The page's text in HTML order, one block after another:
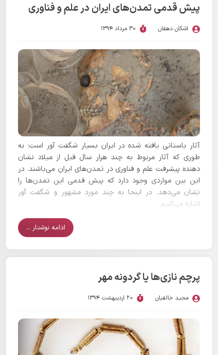
پیش قدمی تمدن‌های ایران در علم و فناوری
اشکان دهقان 30 مرداد 1394
آثار باستانی یافته شده در ایران بسیار شگفت آور است؛ به
طوری که آثار مربوط به چند هزار سال قبل از میلاد نشان
دهنده پیشرفت علم و فناوری در تمدن‌های ایران می‌باشند. در
این بین مواردی وجود دارد که پیش قدمی این تمدن‌ها را
نشان می‌دهد. در اینجا به چند مورد مشهور و شگفت آور
اشاره می‌کنیم.
ادامه نوشتار ...
پرچم نازی‌ها یا گردونه مهر
مجید خالقیان 20 اردیبهشت 1394